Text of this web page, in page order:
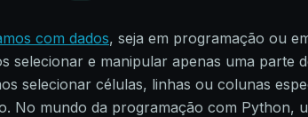
com dados, seja em programação ou
selecionar e manipular apenas uma parte
selecionar células, linhas ou colunas
No mundo da programação com Python,